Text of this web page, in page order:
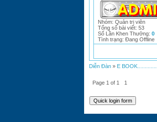
Nhóm: Quản trị viên
Tổng số bài viết: 53
Số Lần Khen Thưởng: 0
Tình trạng: Đang Offline
Diễn Đàn » E
Page 1 of 1 1